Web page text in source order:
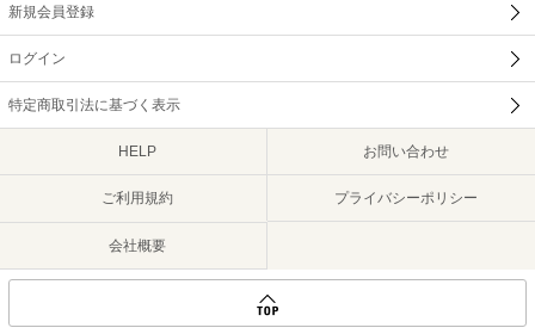
新規会員登録
ログイン
特定商取引法に基づく表示
HELP お問い合わせ
ご利用規約 プライバシーポリシー
会社概要